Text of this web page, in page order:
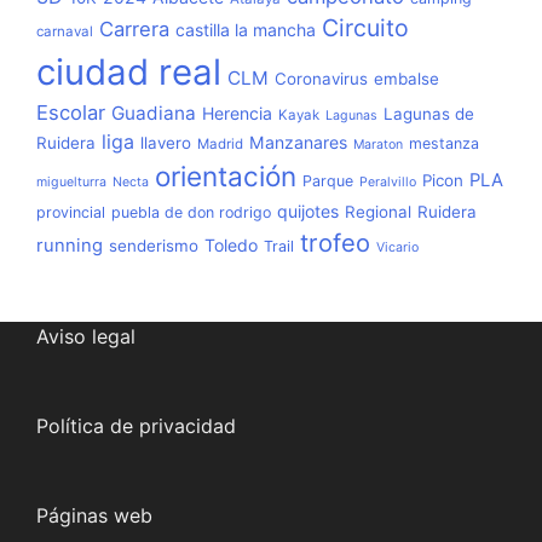
carnaval Carrera castilla la mancha Circuito
ciudad real CLM Coronavirus embalse
Escolar Guadiana Herencia Kayak Lagunas Lagunas de
Ruidera liga llavero Madrid Manzanares Maraton mestanza
miguelturra Necta orientación Parque Peralvillo Picon PLA
provincial puebla de don rodrigo quijotes Regional Ruidera
running senderismo Toledo Trail trofeo Vicario
Aviso legal
Política de privacidad
Páginas web